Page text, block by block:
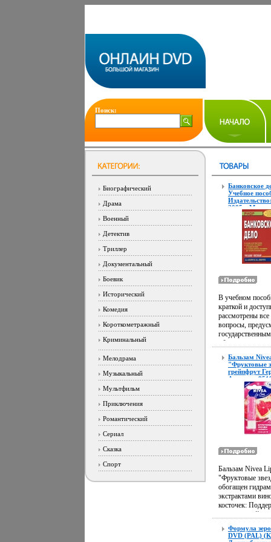
Поиск:
Биографический
Драма
Военный
Детектив
Триллер
Документальный
Боевик
Исторический
Комедия
Короткометражный
Криминальный
Мелодрама
Музыкальный
Мультфильм
Приключения
Романтический
Сериал
Сказка
Спорт
Банковское
Учебное
2005 г
обложка, 128
5-9557-
4000 экз
70x100/32
мм) инфо
В учебном
краткой и
рассмотрены
вопросы,
государственным
образовательным
программой по
"Банковское
ацярппозволит
получить
по предмету, а
качественно
к зачету и
Рекомендуется
обучающимся по
управленческим
Денис Шевчук
Шевчук.
Бальзам
"Фруктовые
грейпфрут
Артикул:
3918h.
Бальзам Nivea
"Фруктовые
обогащен
экстрактами
косточек:
естественный
сохраняя их
Формула
DVD (PAL)